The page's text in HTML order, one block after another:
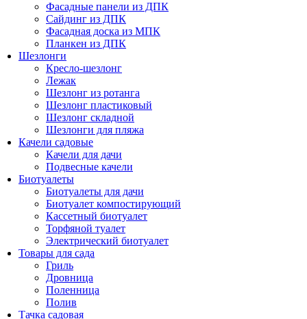
Фасадные панели из ДПК
Сайдинг из ДПК
Фасадная доска из МПК
Планкен из ДПК
Шезлонги
Кресло-шезлонг
Лежак
Шезлонг из ротанга
Шезлонг пластиковый
Шезлонг складной
Шезлонги для пляжа
Качели садовые
Качели для дачи
Подвесные качели
Биотуалеты
Биотуалеты для дачи
Биотуалет компостирующий
Кассетный биотуалет
Торфяной туалет
Электрический биотуалет
Товары для сада
Гриль
Дровница
Поленница
Полив
Тачка садовая